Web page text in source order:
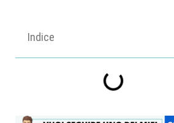
Indice